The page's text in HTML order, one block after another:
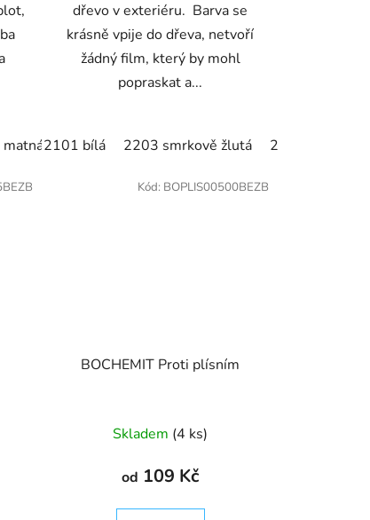
stříbrný 9221 borovice 9235 Červený cedr
702 Modřín 703 Mahagon 706 Dub
dřevo v exteriéru. Barva se
krásně vpije do dřeva, netvoří
žádný film, který by mohl
popraskat a...
2101 bílá 2203 smrkově žlutá 2204 slonová
BOCHEMIT Proti plísním
Skladem (4 ks)
od 109 Kč
Kód: BOPLIS00500BEZB